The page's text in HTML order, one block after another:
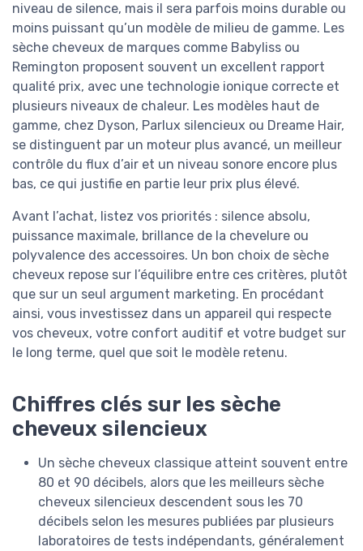
niveau de silence, mais il sera parfois moins durable ou
moins puissant qu’un modèle de milieu de gamme. Les
sèche cheveux de marques comme Babyliss ou
Remington proposent souvent un excellent rapport
qualité prix, avec une technologie ionique correcte et
plusieurs niveaux de chaleur. Les modèles haut de
gamme, chez Dyson, Parlux silencieux ou Dreame Hair,
se distinguent par un moteur plus avancé, un meilleur
contrôle du flux d’air et un niveau sonore encore plus
bas, ce qui justifie en partie leur prix plus élevé.
Avant l’achat, listez vos priorités : silence absolu,
puissance maximale, brillance de la chevelure ou
polyvalence des accessoires. Un bon choix de sèche
cheveux repose sur l’équilibre entre ces critères, plutôt
que sur un seul argument marketing. En procédant
ainsi, vous investissez dans un appareil qui respecte
vos cheveux, votre confort auditif et votre budget sur
le long terme, quel que soit le modèle retenu.
Chiffres clés sur les sèche
cheveux silencieux
Un sèche cheveux classique atteint souvent entre
80 et 90 décibels, alors que les meilleurs sèche
cheveux silencieux descendent sous les 70
décibels selon les mesures publiées par plusieurs
laboratoires de tests indépendants, généralement